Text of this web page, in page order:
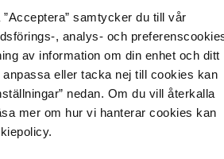
samtycker du till vår
, analys- och
av information om din enhet och ditt
eller tacka nej till cookies kan
nedan. Om du vill återkalla
mer om hur vi hanterar cookies kan